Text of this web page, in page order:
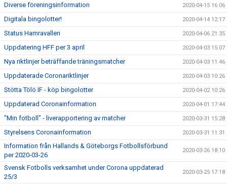
Diverse föreningsinformation 2020-04-15 16:06
Digitala bingolotter! 2020-04-14 12:17
Status Hamravallen 2020-04-06 21:35
Uppdatering HFF per 3 april 2020-04-03 15:07
Nya riktlinjer beträffande träningsmatcher 2020-04-03 11:46
Uppdaterade Coronariktlinjer 2020-04-03 10:26
Stötta Tölö IF - köp bingolotter 2020-04-02 10:26
Uppdaterad Coronainformation 2020-04-01 17:44
"Min fotboll" - liverapportering av matcher 2020-03-31 15:28
Styrelsens Coronainformation 2020-03-31 11:31
Information från Hallands & Göteborgs Fotbollsförbund
per 2020-03-26
2020-03-26 18:10
Svensk Fotbolls verksamhet under Corona uppdaterad
25/3
2020-03-25 17:18